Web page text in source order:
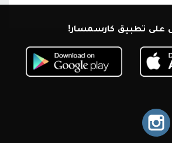
على تطبيق كارسمسار!